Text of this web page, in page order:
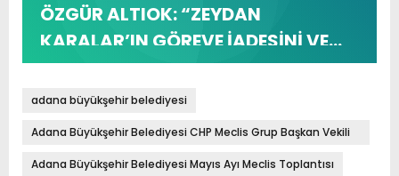
ÖZGÜR ALTIOK: “ZEYDAN
KARALAR’IN GÖREVE İADESİNİ VE
DİĞER ARKADAŞLARIMIZIN
TAHLİYESİNİ BEKLİYORUZ”
adana büyükşehir belediyesi
Adana Büyükşehir Belediyesi CHP Meclis Grup Başkan Vekili
Özgür Altıok
Adana Büyükşehir Belediyesi Mayıs Ayı Meclis Toplantısı